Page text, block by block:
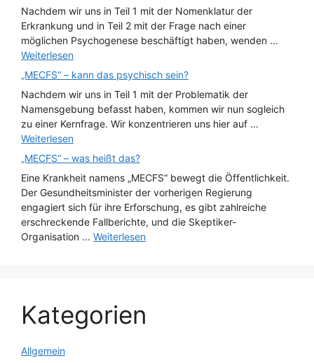
Nachdem wir uns in Teil 1 mit der Nomenklatur der
Erkrankung und in Teil 2 mit der Frage nach einer
möglichen Psychogenese beschäftigt haben, wenden ...
Weiterlesen
„MECFS“ – kann das psychisch sein?
Nachdem wir uns in Teil 1 mit der Problematik der
Namensgebung befasst haben, kommen wir nun sogleich
zu einer Kernfrage. Wir konzentrieren uns hier auf ...
Weiterlesen
„MECFS“ – was heißt das?
Eine Krankheit namens „MECFS“ bewegt die Öffentlichkeit.
Der Gesundheitsminister der vorherigen Regierung
engagiert sich für ihre Erforschung, es gibt zahlreiche
erschreckende Fallberichte, und die Skeptiker-
Organisation ... Weiterlesen
Kategorien
Allgemein